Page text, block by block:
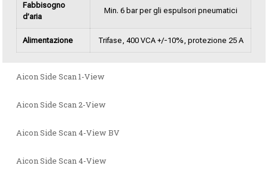
Fabbisogno
d’aria
Min. 6 bar per gli espulsori pneumatici
Alimentazione Trifase, 400 VCA +/-10%, protezione 25 A
Aicon Side Scan 1-View
Aicon Side Scan 2-View
Aicon Side Scan 4-View BV
Aicon Side Scan 4-View